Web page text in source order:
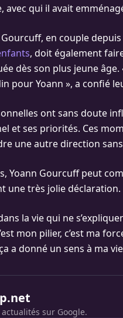
avec qui il avait
en couple
, doit également
dès son plus jeune
pour Yoann », a confié
ont sans doute
et ses priorités. Ces
une autre direction
Yoann Gourcuff peut
une très jolie déclaration.
la vie qui ne
mon pilier, c’est ma
a donné un sens à ma
sur Google.